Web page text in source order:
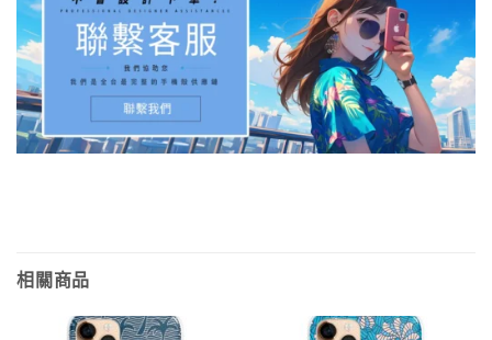
相關商品